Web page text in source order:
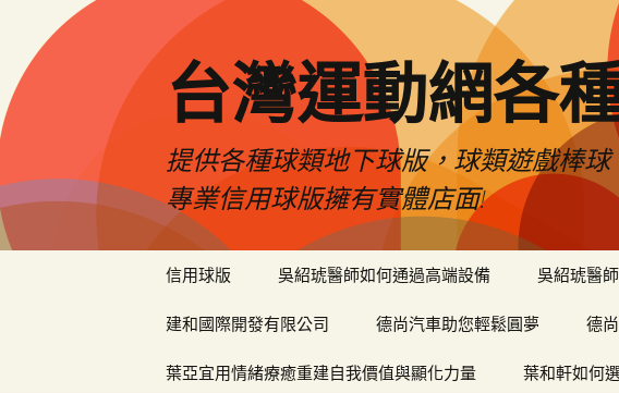
台灣運動網各
提供各種球類地下球版，球類遊戲棒
專業信用球版擁有實體店面!
信用球版 吳紹琥醫師如何通過高端設備 吳紹琥醫
建和國際開發有限公司 德尚汽車助您輕鬆圓夢 德
葉亞宜用情緒療癒重建自我價值與顯化力量 葉和軒如何